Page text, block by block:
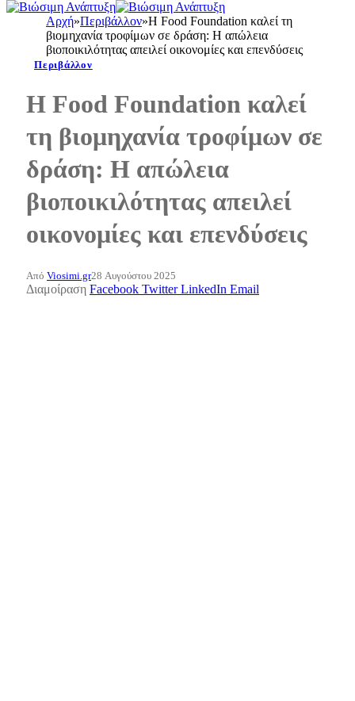
Αρχή»Περιβάλλον»Η Food Foundation καλεί τη
βιομηχανία τροφίμων σε δράση: Η απώλεια
βιοποικιλότητας απειλεί οικονομίες και επενδύσεις
Περιβάλλον
Η Food Foundation καλεί
τη βιομηχανία τροφίμων σε
δράση: Η απώλεια
βιοποικιλότητας απειλεί
οικονομίες και επενδύσεις
Από Viosimi.gr28 Αυγούστου 2025
Διαμοίραση Facebook Twitter LinkedIn Email